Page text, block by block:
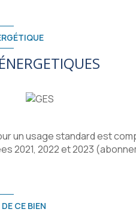
un usage standard est
2021, 2022 et 2023
CE BIEN